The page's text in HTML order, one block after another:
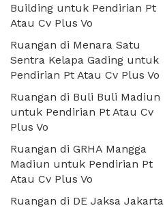
Building untuk Pendirian Pt
Atau Cv Plus Vo
Ruangan di Menara Satu
Sentra Kelapa Gading untuk
Pendirian Pt Atau Cv Plus Vo
Ruangan di Buli Buli Madiun
untuk Pendirian Pt Atau Cv
Plus Vo
Ruangan di GRHA Mangga
Madiun untuk Pendirian Pt
Atau Cv Plus Vo
Ruangan di DE Jaksa Jakarta